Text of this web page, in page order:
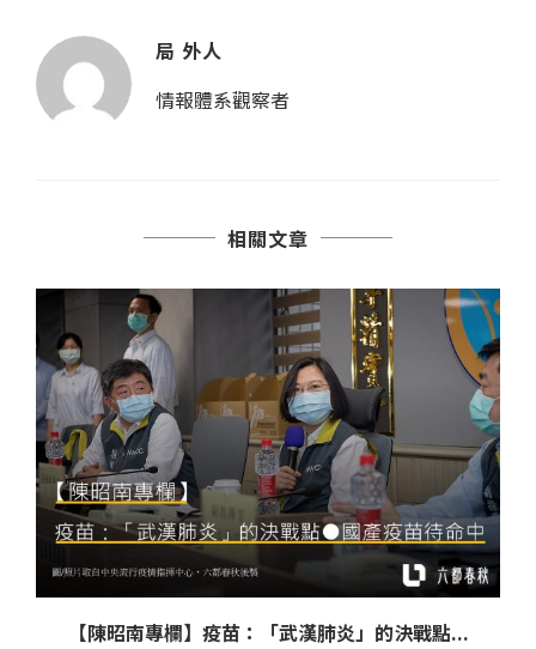
局 外人
情報體系觀察者
相關文章
【陳昭南專欄】疫苗：「武漢肺炎」的決戰點...